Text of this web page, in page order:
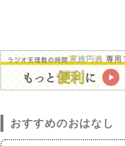
おすすめのおはなし